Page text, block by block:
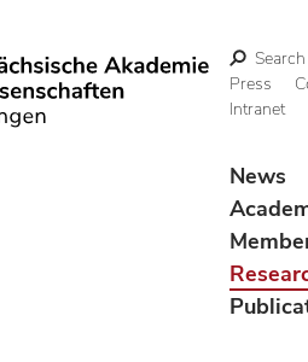
Search
Press
Intranet
News